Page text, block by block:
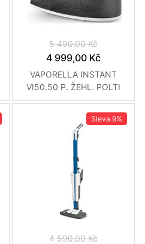
5 490,00 Kč
4 999,00 Kč
VAPORELLA INSTANT
VI50.50 P. ŽEHL. POLTI
Sleva 9%
4 590,00 Kč